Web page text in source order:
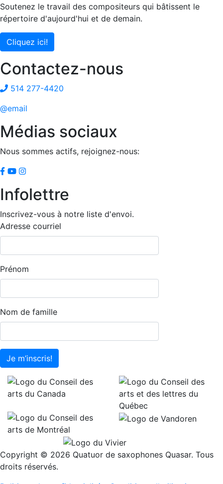
Soutenez le travail des compositeurs qui bâtissent le
répertoire d'aujourd'hui et de demain.
Cliquez ici!
Contactez-nous
514 277-4420
@email
Médias sociaux
Nous sommes actifs, rejoignez-nous:
Infolettre
Inscrivez-vous à notre liste d'envoi.
Adresse courriel
Prénom
Nom de famille
Je m’inscris!
Copyright © 2026 Quatuor de saxophones Quasar. Tous
droits réservés.